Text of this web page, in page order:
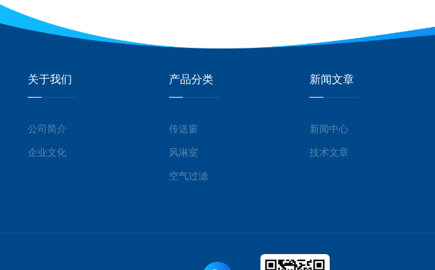
关于我们
公司简介
企业文化
产品分类
传送窗
风淋室
空气过滤
新闻文章
新闻中心
技术文章